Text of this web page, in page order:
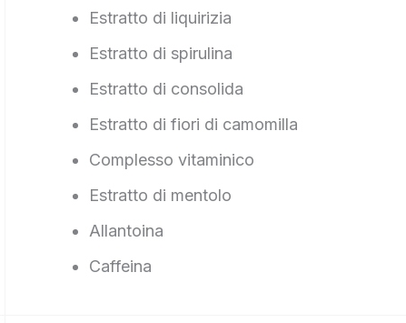
Estratto di liquirizia
Estratto di spirulina
Estratto di consolida
Estratto di fiori di camomilla
Complesso vitaminico
Estratto di mentolo
Allantoina
Caffeina